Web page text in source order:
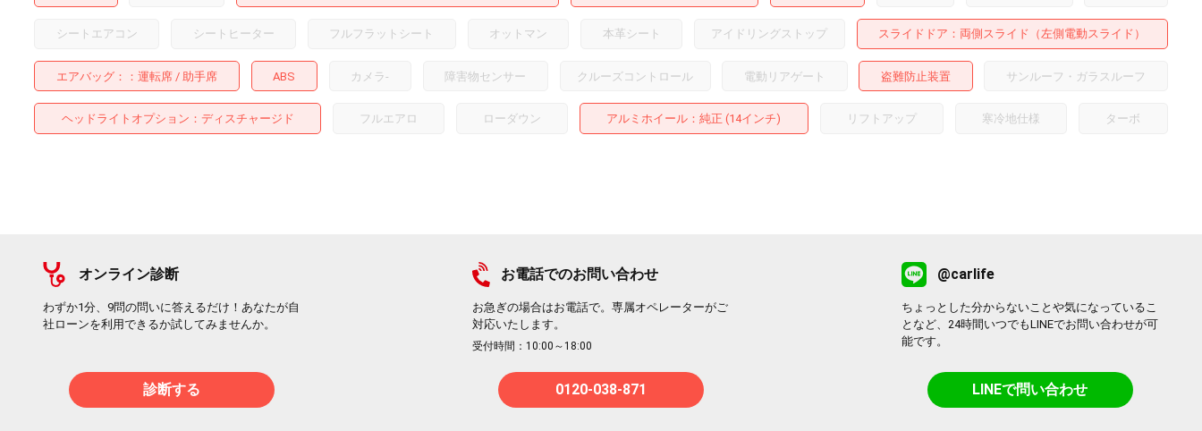
シートエアコン シートヒーター フルフラットシート オットマン 本革シート アイドリングストップ スライドドア 両側スライド（左側電動スライド）
エアバッグ： 運転席 助手席 ABS カメラ- 障害物センサー クルーズコントロール 電動リアゲート 盗難防止装置 サンルーフ・ガラスルーフ
ヘッドライトオプション ディスチャージド フルエアロ ローダウン アルミホイール ：純正 (14インチ) リフトアップ 寒冷地仕様 ターボ
オンライン診断
わずか1分、9問の問いに答えるだけ！あなたが自
社ローンを利用できるか試してみませんか。
診断する
お電話でのお問い合わせ
お急ぎの場合はお電話で。専属オペレーターがご
対応いたします。
受付時間：10:00～18:00
0120-038-871
@carlife
ちょっとした分からないことや気になっているこ
となど、24時間いつでもLINEでお問い合わせが可
能です。
LINEで問い合わせ